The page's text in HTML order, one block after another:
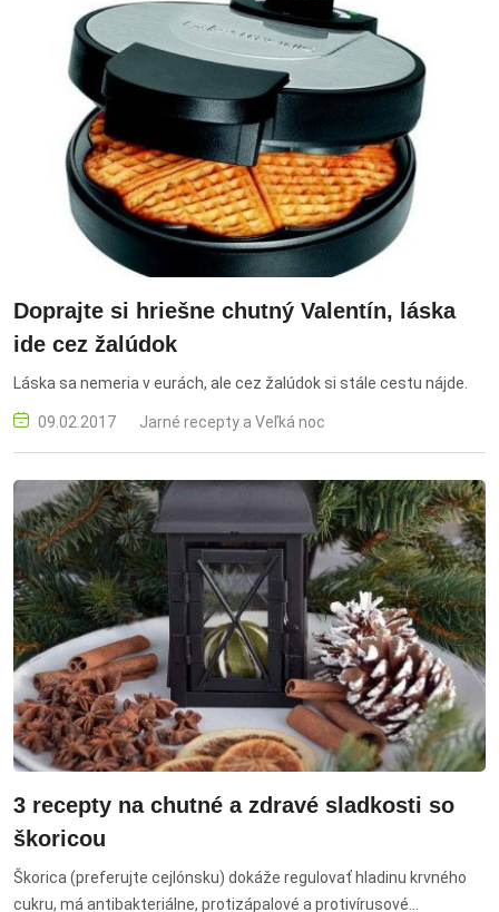
Doprajte si hriešne chutný Valentín, láska
ide cez žalúdok
Láska sa nemeria v eurách, ale cez žalúdok si stále cestu nájde.
09.02.2017 Jarné recepty a Veľká noc
3 recepty na chutné a zdravé sladkosti so
škoricou
Škorica (preferujte cejlónsku) dokáže regulovať hladinu krvného
cukru, má antibakteriálne, protizápalové a protivírusové